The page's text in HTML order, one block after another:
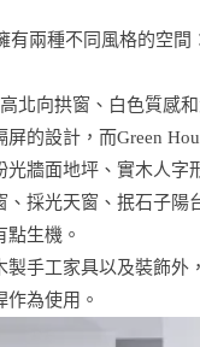
有兩種不同風格的空間
北向拱窗、白色質感
屏的設計，而Green
光牆面地坪、實木人字
、採光天窗、抿石子陽
點生機。
製手工家具以及裝飾外
為使用。